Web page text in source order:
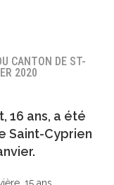
CANTON DE ST-
2020
, 16 ans, a été
Saint-Cyprien